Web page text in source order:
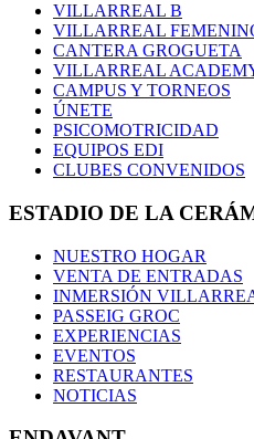
VILLARREAL B
VILLARREAL
CANTERA GROGUETA
VILLARREAL
CAMPUS Y TORNEOS
ÚNETE
PSICOMOTRICIDAD
EQUIPOS EDI
CLUBES CONVENIDOS
ESTADIO DE LA
NUESTRO HOGAR
VENTA DE ENTRADAS
INMERSIÓN
PASSEIG GROC
EXPERIENCIAS
EVENTOS
RESTAURANTES
NOTICIAS